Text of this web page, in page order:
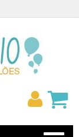
conta